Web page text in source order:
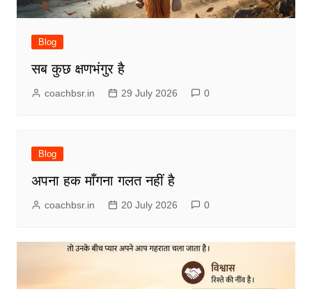
Blog
सब कुछ क्षणभंगुर है
coachbsr.in 29 July 2026 0
Blog
अपना हक माँगना गलत नहीं है
coachbsr.in 20 July 2026 0